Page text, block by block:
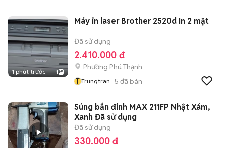
1 phút trước 1
Máy in laser Brother 2520d In 2 mặt
Đã sử dụng
2.410.000 đ
Phường Phú Thạnh
T Trungtran 5 đã bán
Súng bắn đinh MAX 211FP Nhật Xám,
Xanh Đã sử dụng
Đã sử dụng
330.000 đ